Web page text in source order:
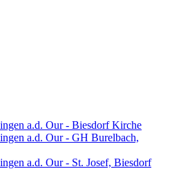
a.d. Our - Biesdorf Kirche
a.d. Our - GH Burelbach,
a.d. Our - St. Josef, Biesdorf